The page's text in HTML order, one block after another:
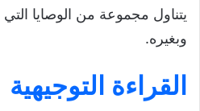
يتناول مجموعة من الوصايا
وبغيره.
القراءة التوجيهية